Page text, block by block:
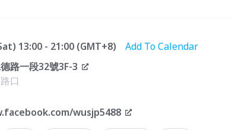
13:00 - 21:00 (GMT+8)
Add To Calendar
路一段32號3F-3
口
wusjp5488